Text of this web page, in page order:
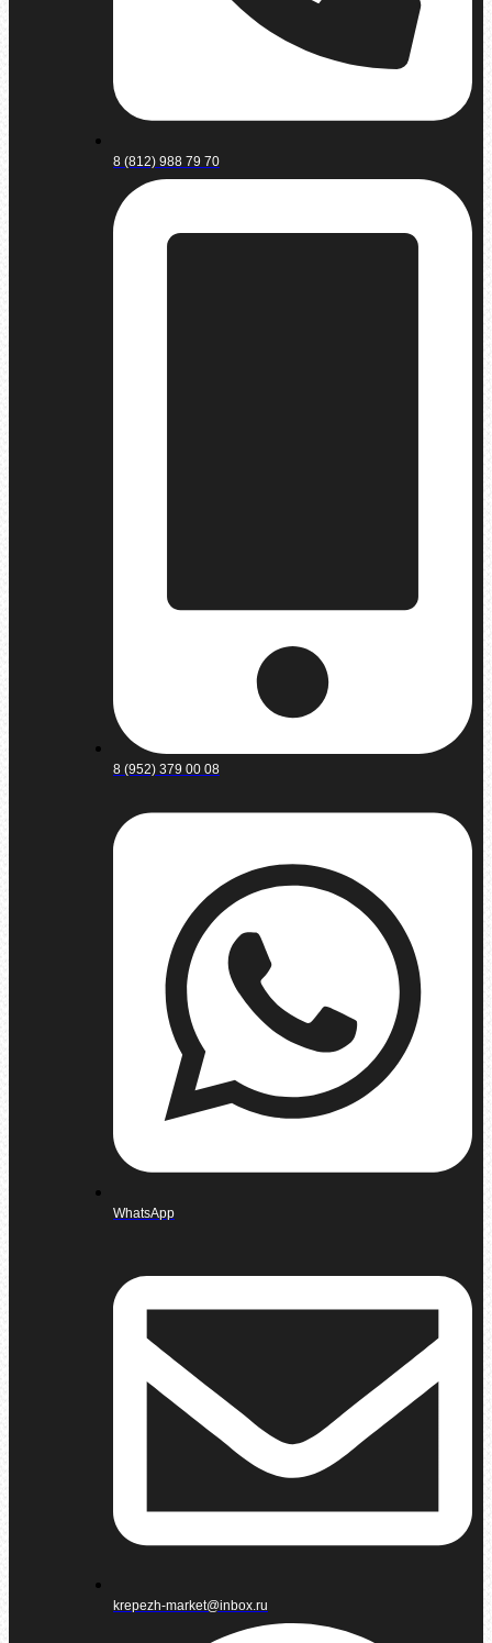
8 (812) 988 79 70
8 (952) 379 00 08
WhatsApp
krepezh-market@inbox.ru